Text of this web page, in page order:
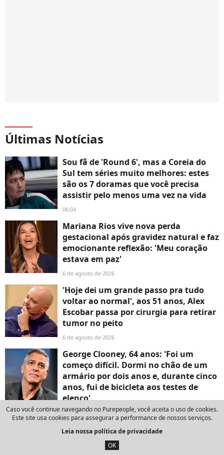
Últimas Notícias
Sou fã de 'Round 6', mas a Coreia do
Sul tem séries muito melhores: estes
são os 7 doramas que você precisa
assistir pelo menos uma vez na vida
06:04
Mariana Rios vive nova perda
gestacional após gravidez natural e faz
emocionante reflexão: 'Meu coração
estava em paz'
6 de agosto de 2026
'Hoje dei um grande passo pra tudo
voltar ao normal', aos 51 anos, Alex
Escobar passa por cirurgia para retirar
tumor no peito
6 de agosto de 2026
George Clooney, 64 anos: 'Foi um
começo difícil. Dormi no chão de um
armário por dois anos e, durante cinco
anos, fui de bicicleta aos testes de
elenco'
6 de agosto de 2026
56 suítes, 1,5 milhão de m² e hóspedes
ilustres: conheça o hotel de luxo onde
Zendaya e Tom Holland celebraram o
Caso você continue navegando no Purepeople, você aceita o uso de cookies.
Este site usa cookies para assegurar a performance de nossos serviços.
Leia nossa política de privacidade
OK